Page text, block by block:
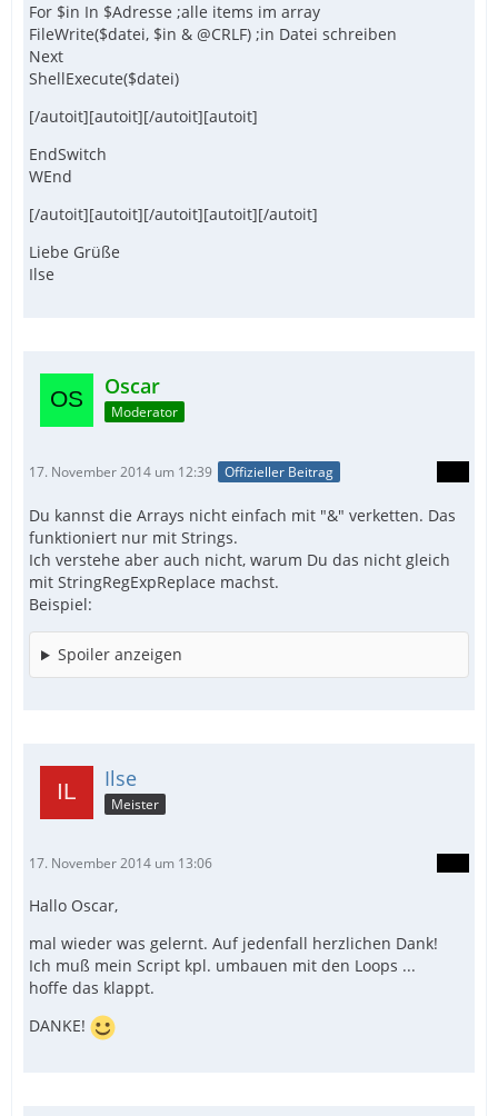
For $in In $Adresse ;alle items im array
FileWrite($datei, $in & @CRLF) ;in Datei schreiben
Next
ShellExecute($datei)
[/autoit][autoit][/autoit][autoit]
EndSwitch
WEnd
[/autoit][autoit][/autoit][autoit][/autoit]
Liebe Grüße
Ilse
Oscar
Moderator
17. November 2014 um 12:39 Offizieller Beitrag
Du kannst die Arrays nicht einfach mit "&" verketten. Das
funktioniert nur mit Strings.
Ich verstehe aber auch nicht, warum Du das nicht gleich
mit StringRegExpReplace machst.
Beispiel:
Spoiler anzeigen
Ilse
Meister
17. November 2014 um 13:06
Hallo Oscar,
mal wieder was gelernt. Auf jedenfall herzlichen Dank!
Ich muß mein Script kpl. umbauen mit den Loops ...
hoffe das klappt.
DANKE!